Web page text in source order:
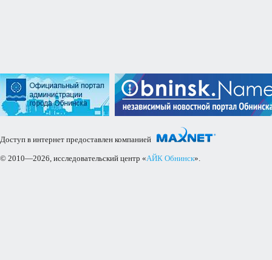
Доступ в интернет предоставлен компанией
© 2010—2026, исследовательский центр «АЙК Обнинск».